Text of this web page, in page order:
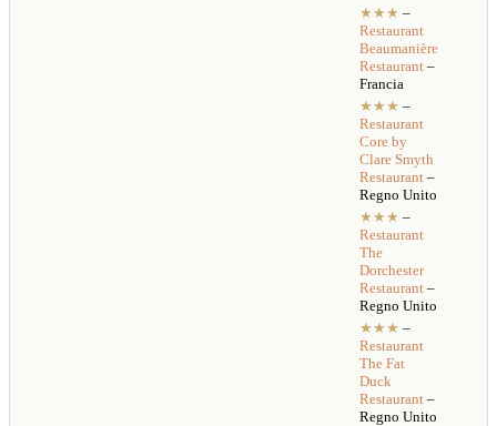
★★★ –
Restaurant
Beaumanière
Restaurant –
Francia
★★★ –
Restaurant
Core by
Clare Smyth
Restaurant –
Regno Unito
★★★ –
Restaurant
The
Dorchester
Restaurant –
Regno Unito
★★★ –
Restaurant
The Fat
Duck
Restaurant –
Regno Unito